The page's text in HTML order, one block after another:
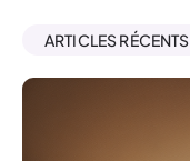
ARTICLES RÉCENTS